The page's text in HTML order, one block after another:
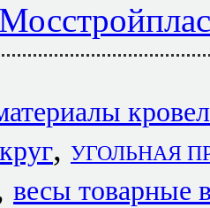
, УГОЛЬНАЯ
весы товарные